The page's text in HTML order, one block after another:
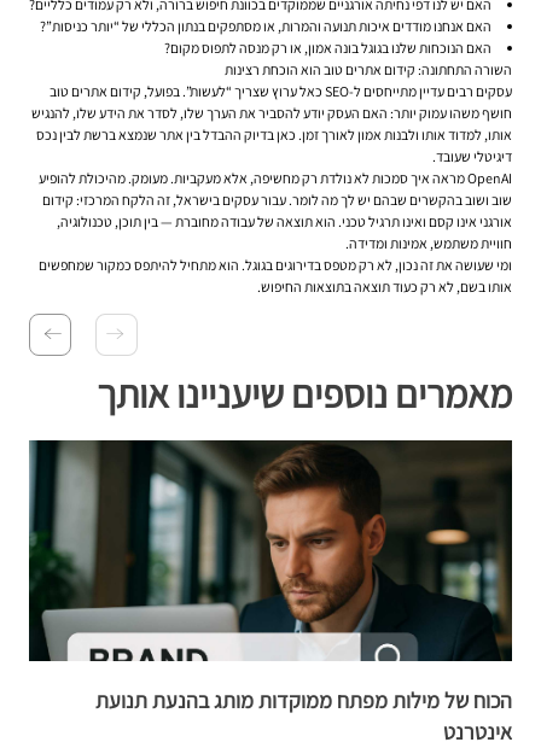
האם יש לנו דפי נחיתה אורגניים שממוקדים בכוונת חיפוש ברורה, ולא רק עמודים כלליים?
האם אנחנו מודדים איכות תנועה והמרות, או מסתפקים בנתון הכללי של “יותר כניסות”?
האם הנוכחות שלנו בגוגל בונה אמון, או רק מנסה לתפוס מקום?
השורה התחתונה: קידום אתרים טוב הוא הוכחת רצינות
עסקים רבים עדיין מתייחסים ל-SEO כאל ערוץ שצריך “לעשות”. בפועל, קידום אתרים טוב
חושף משהו עמוק יותר: האם העסק יודע להסביר את הערך שלו, לסדר את הידע שלו, להנגיש
אותו, למדוד אותו ולבנות אמון לאורך זמן. כאן בדיוק ההבדל בין אתר שנמצא ברשת לבין נכס
דיגיטלי שעובד.
OpenAI מראה איך סמכות לא נולדת רק מחשיפה, אלא מעקביות. מעומק. מהיכולת להופיע
שוב ושוב בהקשרים שבהם יש לך מה לומר. עבור עסקים בישראל, זה הלקח המרכזי: קידום
אורגני אינו קסם ואינו תרגיל טכני. הוא תוצאה של עבודה מחוברת — בין תוכן, טכנולוגיה,
חוויית משתמש, אמינות ומדידה.
ומי שעושה את זה נכון, לא רק מטפס בדירוגים בגוגל. הוא מתחיל להיתפס כמקור שמחפשים
אותו בשם, לא רק כעוד תוצאה בתוצאות החיפוש.
מאמרים נוספים שיעניינו אותך
הכוח של מילות מפתח ממוקדות מותג בהנעת תנועת
אינטרנט